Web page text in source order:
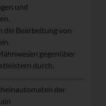
und
die Bearbeitung von
gegenüber
durch.
der